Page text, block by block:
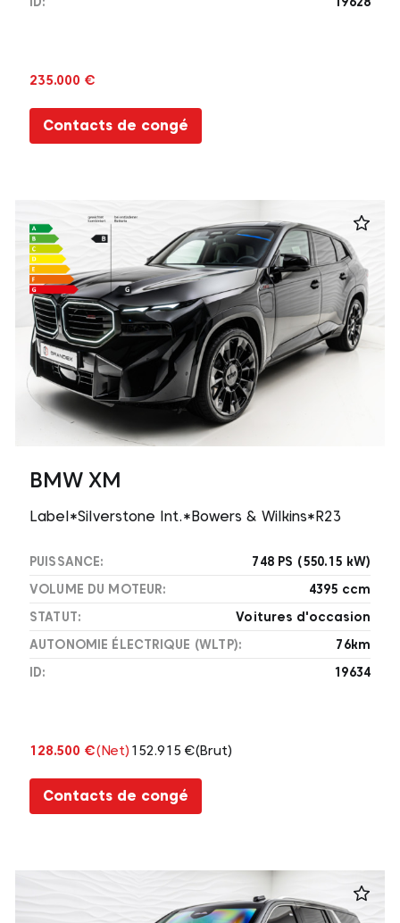
235.000 €
Contacts de congé
BMW XM
Label*Silverstone Int.*Bowers & Wilkins*R23
PUISSANCE:
748 PS (550.15 kW)
VOLUME DU MOTEUR:
4395 ccm
STATUT:
Voitures d'occasion
AUTONOMIE ÉLECTRIQUE (WLTP):
76km
ID:
19634
128.500 €(Net) 152.915 €(Brut)
Contacts de congé